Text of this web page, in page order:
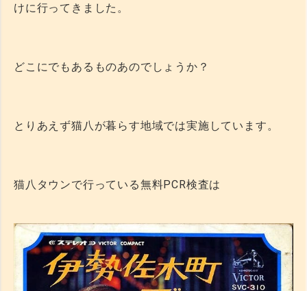
けに行ってきました。
どこにでもあるものあのでしょうか？
とりあえず猫八が暮らす地域では実施しています。
猫八タウンで行っている無料PCR検査は